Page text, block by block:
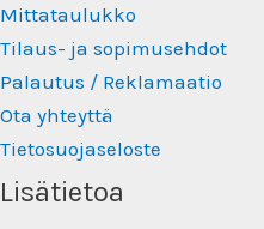
Mittataulukko
Tilaus- ja sopimusehdot
Palautus / Reklamaatio
Ota yhteyttä
Tietosuojaseloste
Lisätietoa